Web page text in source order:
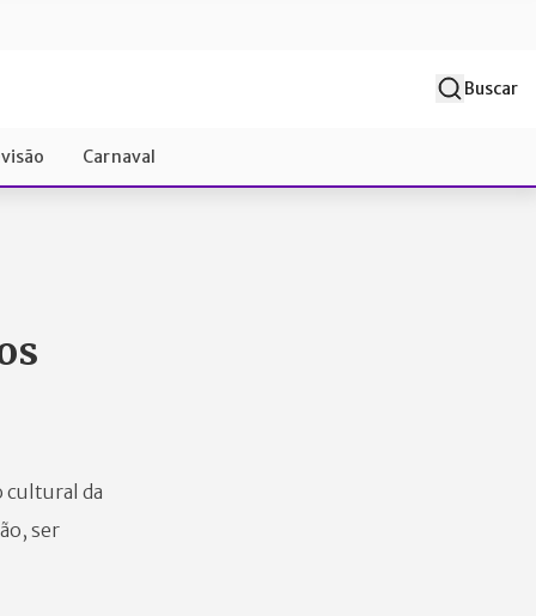
Buscar
Carnaval
cultural da
ser